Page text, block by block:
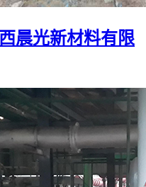
晨光新材料有限